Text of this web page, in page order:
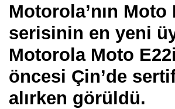
Motorola’nın Moto
serisinin en yeni
Motorola Moto
öncesi Çin’de
alırken görüldü.